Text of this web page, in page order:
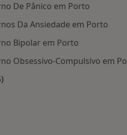
De Pânico em Porto
Da Ansiedade em Porto
Bipolar em Porto
Obsessivo-Compulsivo em